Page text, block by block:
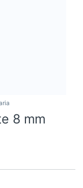
8 mm